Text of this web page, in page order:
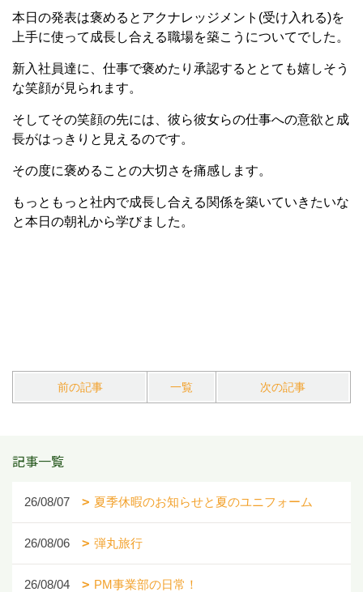
本日の発表は褒めるとアクナレッジメント(受け入れる)を
上手に使って成長し合える職場を築こうについてでした。
新入社員達に、仕事で褒めたり承認するととても嬉しそう
な笑顔が見られます。
そしてその笑顔の先には、彼ら彼女らの仕事への意欲と成
長がはっきりと見えるのです。
その度に褒めることの大切さを痛感します。
もっともっと社内で成長し合える関係を築いていきたいな
と本日の朝礼から学びました。
前の記事 一覧 次の記事
記事一覧
26/08/07 夏季休暇のお知らせと夏のユニフォーム
26/08/06 弾丸旅行
26/08/04 PM事業部の日常！